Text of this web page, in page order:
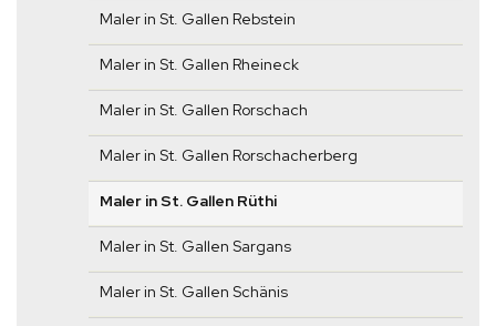
Maler in St. Gallen Rebstein
Maler in St. Gallen Rheineck
Maler in St. Gallen Rorschach
Maler in St. Gallen Rorschacherberg
Maler in St. Gallen Rüthi
Maler in St. Gallen Sargans
Maler in St. Gallen Schänis